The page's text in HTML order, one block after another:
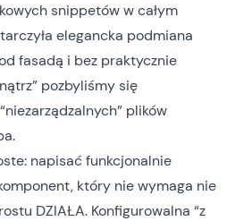
snippetów w całym
elegancka podmiana
fasadą i bez praktycznie
pozbyliśmy się
plików
napisać funkcjonalnie
który nie wymaga nie
DZIAŁA. Konfigurowalna “z